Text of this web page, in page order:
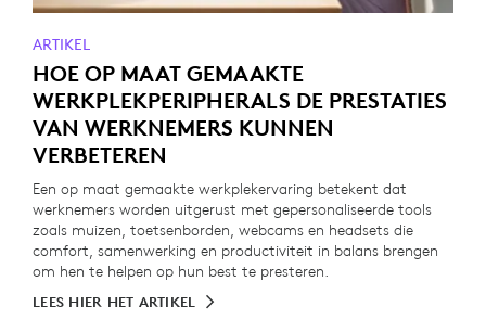
ARTIKEL
HOE OP MAAT GEMAAKTE
WERKPLEKPERIPHERALS DE PRESTATIES
VAN WERKNEMERS KUNNEN
VERBETEREN
Een op maat gemaakte werkplekervaring betekent dat
werknemers worden uitgerust met gepersonaliseerde tools
zoals muizen, toetsenborden, webcams en headsets die
comfort, samenwerking en productiviteit in balans brengen
om hen te helpen op hun best te presteren.
LEES HIER HET ARTIKEL